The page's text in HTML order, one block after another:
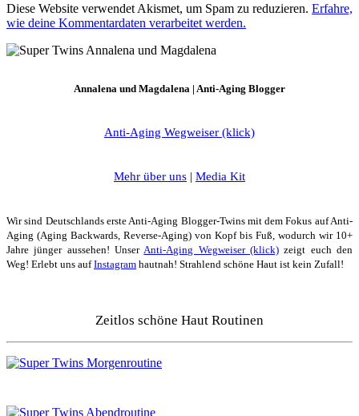
Diese Website verwendet Akismet, um Spam zu reduzieren. Erfahre,
wie deine Kommentardaten verarbeitet werden.
Annalena und Magdalena | Anti-Aging Blogger
Anti-Aging Wegweiser (klick)
Mehr über uns | Media Kit
Wir sind Deutschlands erste Anti-Aging Blogger-Twins mit dem Fokus auf Anti-
Aging (Aging Backwards, Reverse-Aging) von Kopf bis Fuß, wodurch wir 10+
Jahre jünger aussehen! Unser Anti-Aging Wegweiser (klick) zeigt euch den
Weg! Erlebt uns aufInstagram hautnah! Strahlend schöne Haut ist kein Zufall!
Zeitlos schöne Haut Routinen